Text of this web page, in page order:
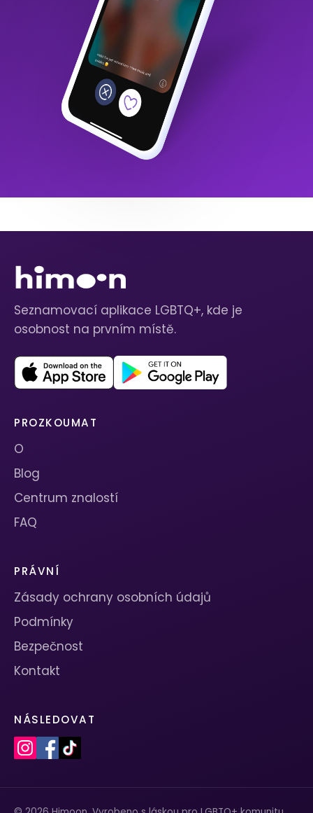
Seznamovací aplikace LGBTQ+, kde je
osobnost na prvním místě.
PROZKOUMAT
O
Blog
Centrum znalostí
FAQ
PRÁVNÍ
Zásady ochrany osobních údajů
Podmínky
Bezpečnost
Kontakt
NÁSLEDOVAT